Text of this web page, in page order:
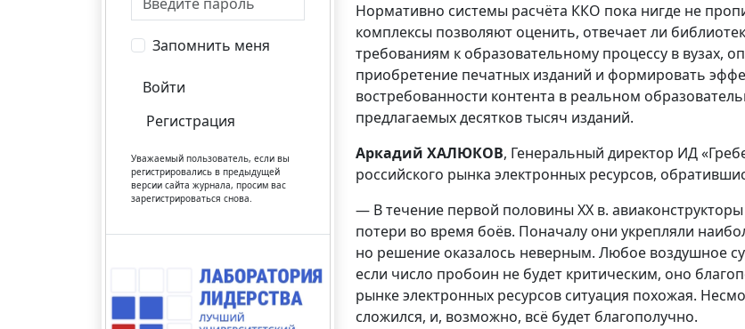
Запомнить меня
Войти
Регистрация
Уважаемый пользователь, если вы
регистрировались в предыдущей
версии сайта журнала, просим вас
зарегистрироваться снова.
Нормативно системы расчёта ККО пока нигде не
комплексы позволяют оценить, отвечает ли
требованиям к образовательному процессу в вузах,
приобретение печатных изданий и формировать
востребованности контента в реальном
предлагаемых десятков тысяч изданий.
Аркадий ХАЛЮКОВ, Генеральный директор ИД
российского рынка электронных ресурсов,
— В течение первой половины XX в.
потери во время боёв. Поначалу они укрепляли
но решение оказалось неверным. Любое воздушное
если число пробоин не будет критическим, оно
рынке электронных ресурсов ситуация похожая.
сложился, и, возможно, всё будет благополучно.